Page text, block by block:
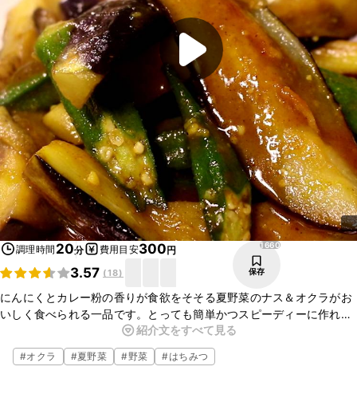
調理時間 20分 費用目安300円
3.57 (18)
1660
保存
にんにくとカレー粉の香りが食欲をそそる夏野菜のナス＆オクラがお
いしく食べられる一品です。とっても簡単かつスピーディーに作れる
ので、時間がない日の夕食の一品にオススメですよ。ごはんと相性抜
群なので、ぜひお試しくださいね。
紹介文をすべて見る
#オクラ #夏野菜 #野菜 #はちみつ